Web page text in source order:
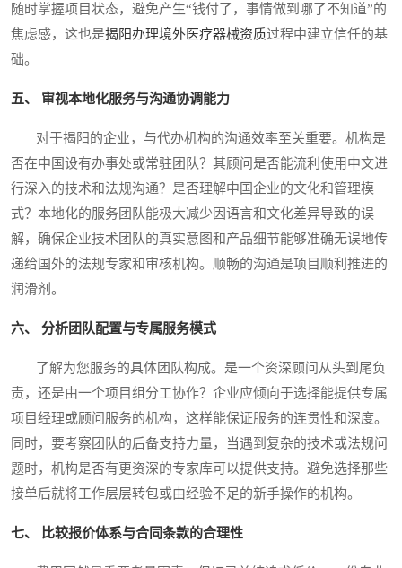
随时掌握项目状态，避免产生“钱付了，事情做到哪了不知道”的
焦虑感，这也是揭阳办理境外医疗器械资质过程中建立信任的基
础。
五、 审视本地化服务与沟通协调能力
对于揭阳的企业，与代办机构的沟通效率至关重要。机构是
否在中国设有办事处或常驻团队？其顾问是否能流利使用中文进
行深入的技术和法规沟通？是否理解中国企业的文化和管理模
式？本地化的服务团队能极大减少因语言和文化差异导致的误
解，确保企业技术团队的真实意图和产品细节能够准确无误地传
递给国外的法规专家和审核机构。顺畅的沟通是项目顺利推进的
润滑剂。
六、 分析团队配置与专属服务模式
了解为您服务的具体团队构成。是一个资深顾问从头到尾负
责，还是由一个项目组分工协作？企业应倾向于选择能提供专属
项目经理或顾问服务的机构，这样能保证服务的连贯性和深度。
同时，要考察团队的后备支持力量，当遇到复杂的技术或法规问
题时，机构是否有更资深的专家库可以提供支持。避免选择那些
接单后就将工作层层转包或由经验不足的新手操作的机构。
七、 比较报价体系与合同条款的合理性